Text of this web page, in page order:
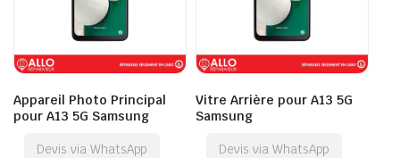
Appareil Photo Principal
pour A13 5G Samsung
Devis via WhatsApp
Vitre Arrière pour A13 5G
Samsung
Devis via WhatsApp